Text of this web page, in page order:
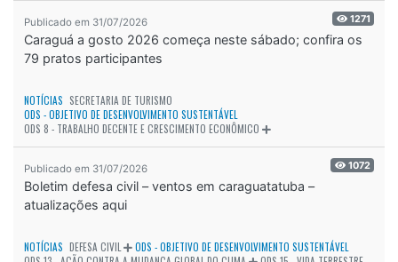
Publicado em 31/07/2026 1271
Caraguá a gosto 2026 começa neste sábado; confira os
79 pratos participantes
NOTÍCIAS SECRETARIA DE TURISMO
ODS - OBJETIVO DE DESENVOLVIMENTO SUSTENTÁVEL
ODS 8 - TRABALHO DECENTE E CRESCIMENTO ECONÔMICO
Publicado em 31/07/2026 1072
Boletim defesa civil – ventos em caraguatatuba –
atualizações aqui
NOTÍCIAS DEFESA CIVIL
ODS - OBJETIVO DE DESENVOLVIMENTO SUSTENTÁVEL